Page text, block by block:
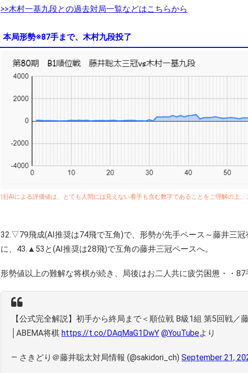
>>木村一基九段との過去対局一覧などはこちらから
本局形勢※87手まで、木村九段投了
注)AIによる評価値は、とても人間には見えない着手も含む数字であることをご理解の上
32.▽79飛成(AI推奨は74飛で互角)で、形勢が先手ペース～藤井三
に、43.▲53と(AI推奨は28飛)で互角の藤井三冠ペースへ。
形勢値以上の難解な将棋が続き、局後はお二人共に疲労困憊・・87
【公式完全解説】初手から終局まで＜順位戦 B級1組 第5回戦／
│ABEMA将棋 https://t.co/DAqMaG1DwY @YouTubeより
— さきどり＠藤井聡太対局情報 (@sakidori_ch) September 21,